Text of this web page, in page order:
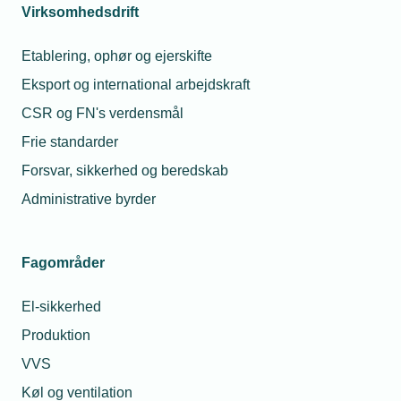
Virksomhedsdrift
Etablering, ophør og ejerskifte
Eksport og international arbejdskraft
CSR og FN's verdensmål
Frie standarder
Forsvar, sikkerhed og beredskab
Administrative byrder
Fagområder
El-sikkerhed
Produktion
VVS
Køl og ventilation
Dato
Start
26. februar 2026- Kl. 21.00
Afmeldingsfrist
Mødearrangør
Arbejdsgiverne Sydsjælland & Øerne